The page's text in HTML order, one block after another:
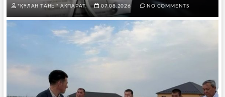
"ҚҰЛАН ТАҢЫ" АҚПАРАТ. 07.08.2026 NO COMMENTS